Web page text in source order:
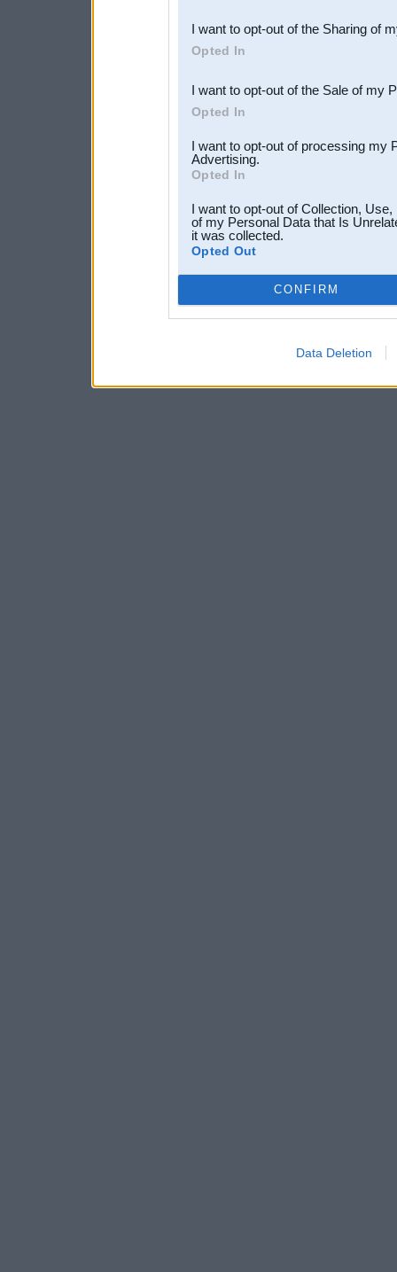
Downstream Participants
third parties.
I want to opt-out of the Sharing of
Opted In
I want to opt-out of the Sale of my
Opted In
I want to opt-out of processing my
Advertising.
Opted In
I want to opt-out of Collection,
of my Personal Data that Is
it was collected.
Opted Out
CONFIRM
Data Deletion